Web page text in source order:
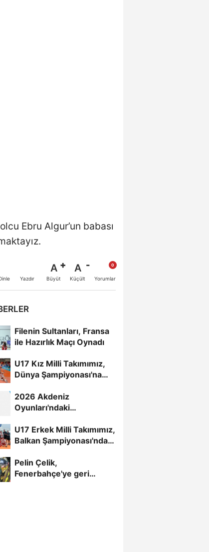
Ebru Algur’un babası
Yazdır
A
Büyüt
A
Küçült Yorumlar
Filenin Sultanları, Fransa
ile Hazırlık Maçı Oynadı
U17 Kız Milli Takımımız,
Dünya Şampiyonası'na
2026 Akdeniz
Oyunları'ndaki
U17 Erkek Milli Takımımız,
Balkan Şampiyonası'nda
Pelin Çelik,
Fenerbahçe'ye geri